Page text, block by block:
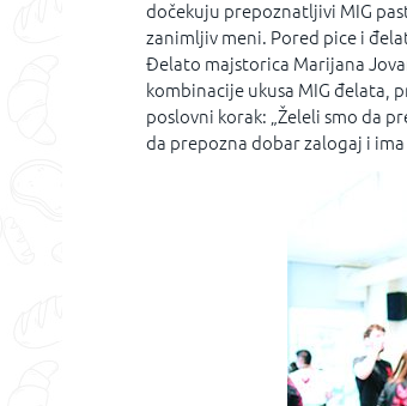
dočekuju prepoznatljivi MIG
zanimljiv meni. Pored pice i
Đelato majstorica Marijana
kombinacije ukusa MIG đelata,
poslovni korak: „Želeli smo da
da prepozna dobar zalogaj i